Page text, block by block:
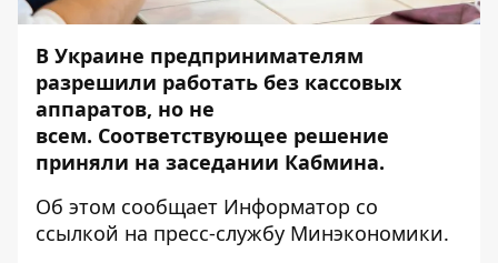
В Украине предпринимателям
разрешили работать без кассовых
аппаратов, но не
всем. Соответствующее решение
приняли на заседании Кабмина.
Об этом сообщает Информатор со
ссылкой на пресс-службу Минэкономики.